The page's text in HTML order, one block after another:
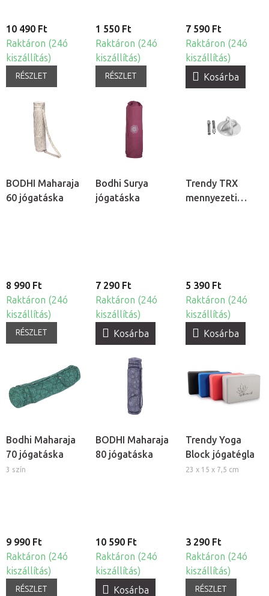
10 490 Ft
Raktáron (24ó
kiszállítás)
RÉSZLET
1 550 Ft
Raktáron (24ó
kiszállítás)
RÉSZLET
7 590 Ft
Raktáron (24ó
kiszállítás)
Kosárba
BODHI Maharaja
60 jógatáska
8 990 Ft
Raktáron (24ó
kiszállítás)
RÉSZLET
Bodhi Surya
jógatáska
7 290 Ft
Raktáron (24ó
kiszállítás)
Kosárba
Trendy TRX
mennyezeti
5 390 Ft
Raktáron (24ó
kiszállítás)
Kosárba
Bodhi Maharaja
70 jógatáska
3 szín
9 990 Ft
Raktáron (24ó
kiszállítás)
RÉSZLET
BODHI Maharaja
80 jógatáska
10 590 Ft
Raktáron (24ó
kiszállítás)
Kosárba
Trendy Yoga
Block jógatégla
23 x 15 x 7,5 cm
3 290 Ft
Raktáron (24ó
kiszállítás)
RÉSZLET